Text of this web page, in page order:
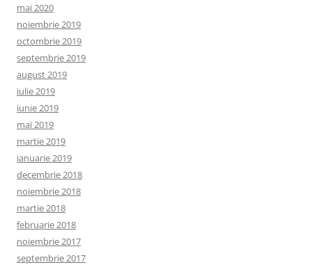
mai 2020
noiembrie 2019
octombrie 2019
septembrie 2019
august 2019
iulie 2019
iunie 2019
mai 2019
martie 2019
ianuarie 2019
decembrie 2018
noiembrie 2018
martie 2018
februarie 2018
noiembrie 2017
septembrie 2017